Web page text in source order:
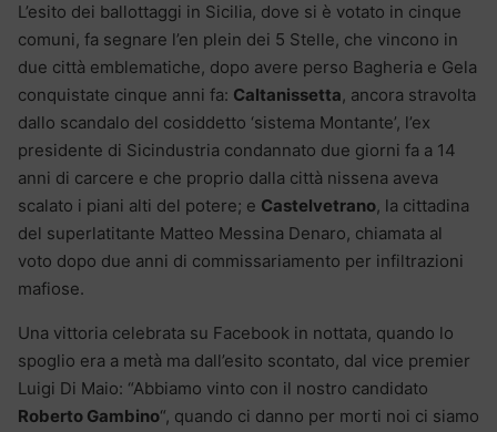
L’esito dei ballottaggi in Sicilia, dove si è votato in cinque
comuni, fa segnare l’en plein dei 5 Stelle, che vincono in
due città emblematiche, dopo avere perso Bagheria e Gela
conquistate cinque anni fa: Caltanissetta, ancora stravolta
dallo scandalo del cosiddetto ‘sistema Montante’, l’ex
presidente di Sicindustria condannato due giorni fa a 14
anni di carcere e che proprio dalla città nissena aveva
scalato i piani alti del potere; e Castelvetrano, la cittadina
del superlatitante Matteo Messina Denaro, chiamata al
voto dopo due anni di commissariamento per infiltrazioni
mafiose.
Una vittoria celebrata su Facebook in nottata, quando lo
spoglio era a metà ma dall’esito scontato, dal vice premier
Luigi Di Maio: “Abbiamo vinto con il nostro candidato
Roberto Gambino“, quando ci danno per morti noi ci siamo